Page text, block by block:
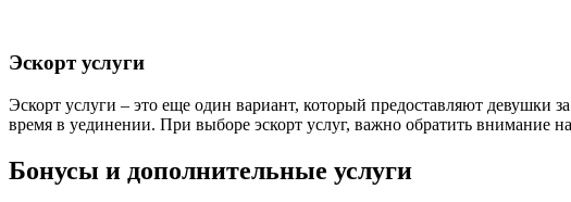
Эскорт услуги
Эскорт услуги – это еще один вариант, который предоставляют девушки
время в уединении. При выборе эскорт услуг, важно обратить внимание
Бонусы и дополнительные услуги